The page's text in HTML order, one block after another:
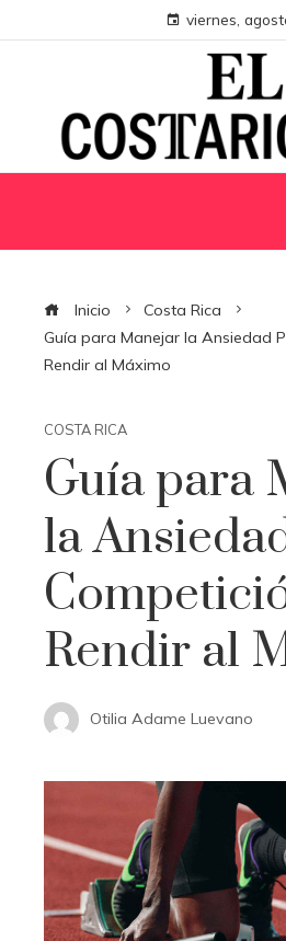
viernes,
Inicio
Costa Rica
Guía para Manejar la Ansiedad
Rendir al Máximo
COSTA RICA
Guía para
la
Rendir al
Otilia Adame Luevano